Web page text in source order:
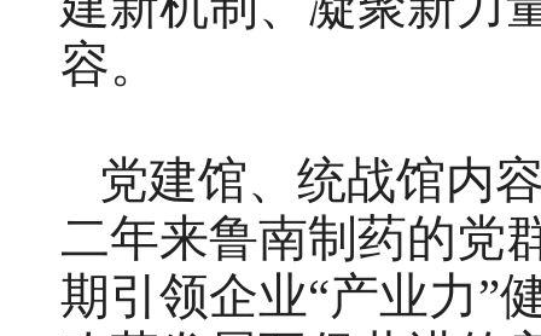
容。
党建馆、统战馆内
二年来鲁南制药的党
期引领企业“产业力”